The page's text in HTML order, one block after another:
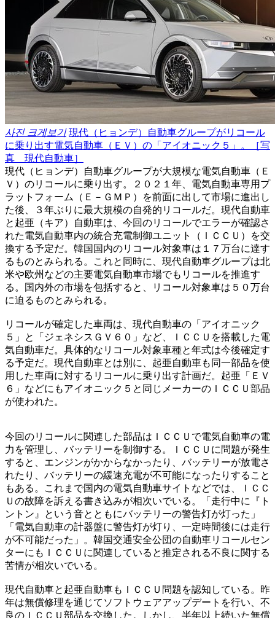
사진 크게보기 現代（ヒョンデ）自動車グループがリコール
に乗り出す電気自動車（ＥＶ）の「アイオニック５」。［写
真 現代自動車］
現代（ヒョンデ）自動車グループが大規模な電気自動車（Ｅ
Ｖ）のリコールに乗り出す。２０２１年、電気自動車専用プ
ラットフォーム（Ｅ－ＧＭＰ）を前面に出して市場に進出し
た後、３年ぶりに最大規模の自発的リコールだ。現代自動車
と起亜（キア）自動車は、今回のリコールでエラーが確認さ
れた電気自動車内の統合充電制御ユニット（ＩＣＣＵ）を交
換する予定だ。韓国国内のリコール対象車は１７万台に達す
るものとみられる。これと同時に、現代自動車グループは北
米や欧州などの主要電気自動車市場でもリコールを推進す
る。国内外の市場を包括すると、リコール対象車は５０万台
に迫るものとみられる。
リコールが確定した車両は、現代自動車の「アイオニック
５」と「ジェネシスＧＶ６０」など、ＩＣＣＵを搭載した電
気自動車だ。具体的なリコール対象車種と年式は今後確定す
る予定だ。現代自動車とは別に、起亜自動車も同一部品を使
用した車両に対するリコールに乗り出す計画だ。起亜「ＥＶ
６」などにもアイオニック５と同じメーカーのＩＣＣＵ部品
が使われた。
今回のリコールに関連した部品はＩＣＣＵで電気自動車の電
力を管理し、バッテリーを制御する。ＩＣＣＵに問題が発生
すると、エンジンがかからなかったり、バッテリーが放電さ
れたり、バッテリーの緩速充電が不可能になったりすること
もある。これまで国内の電気自動車サイトなどでは、ＩＣＣ
Ｕの故障を訴える書き込みが相次いでいる。「走行中に『ト
ントン』という音とともにバッテリーの警告灯が灯った」
「電気自動車の計器盤に警告灯が灯り、一定時間後には走行
が不可能だった」。韓国交通安全公団の自動車リコールセン
ターにもＩＣＣＵに関連していると推定される不良に関する
苦情が相次いでいる。
現代自動車と起亜自動車もＩＣＣＵ問題を認知している。昨
年は無償修理を通じてソフトウェアアップデートを行い、不
良のＩＣＣＵ部品を交換した。しかし、半年以上続いた無償